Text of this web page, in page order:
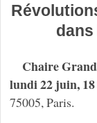
Chaire
lundi 22 juin, 18
75005, Paris.